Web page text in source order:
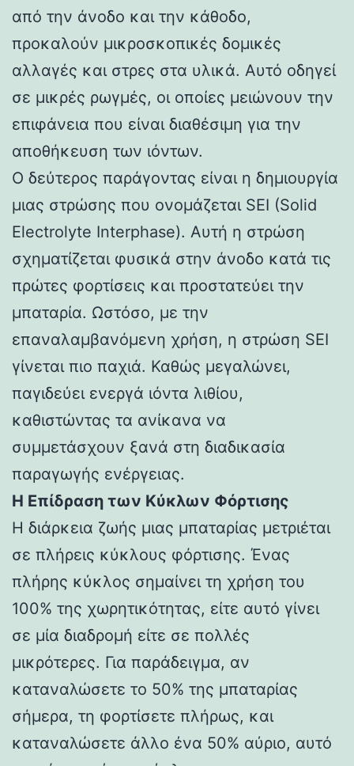
από την άνοδο και την κάθοδο,
προκαλούν μικροσκοπικές δομικές
αλλαγές και στρες στα υλικά. Αυτό οδηγεί
σε μικρές ρωγμές, οι οποίες μειώνουν την
επιφάνεια που είναι διαθέσιμη για την
αποθήκευση των ιόντων.
Ο δεύτερος παράγοντας είναι η δημιουργία
μιας στρώσης που ονομάζεται SEI (Solid
Electrolyte Interphase). Αυτή η στρώση
σχηματίζεται φυσικά στην άνοδο κατά τις
πρώτες φορτίσεις και προστατεύει την
μπαταρία. Ωστόσο, με την
επαναλαμβανόμενη χρήση, η στρώση SEI
γίνεται πιο παχιά. Καθώς μεγαλώνει,
παγιδεύει ενεργά ιόντα λιθίου,
καθιστώντας τα ανίκανα να
συμμετάσχουν ξανά στη διαδικασία
παραγωγής ενέργειας.
Η Επίδραση των Κύκλων Φόρτισης
Η διάρκεια ζωής μιας μπαταρίας μετριέται
σε πλήρεις κύκλους φόρτισης. Ένας
πλήρης κύκλος σημαίνει τη χρήση του
100% της χωρητικότητας, είτε αυτό γίνει
σε μία διαδρομή είτε σε πολλές
μικρότερες. Για παράδειγμα, αν
καταναλώσετε το 50% της μπαταρίας
σήμερα, τη φορτίσετε πλήρως, και
καταναλώσετε άλλο ένα 50% αύριο, αυτό